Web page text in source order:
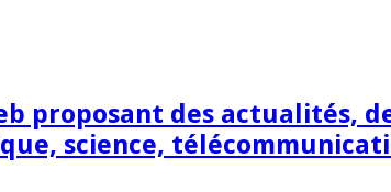
proposant des actualités,
science,